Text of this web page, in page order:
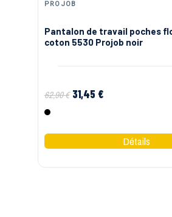
PROJOB
Pantalon de travail poches
coton 5530 Projob noir
62,90 € 31,45 €
Noir